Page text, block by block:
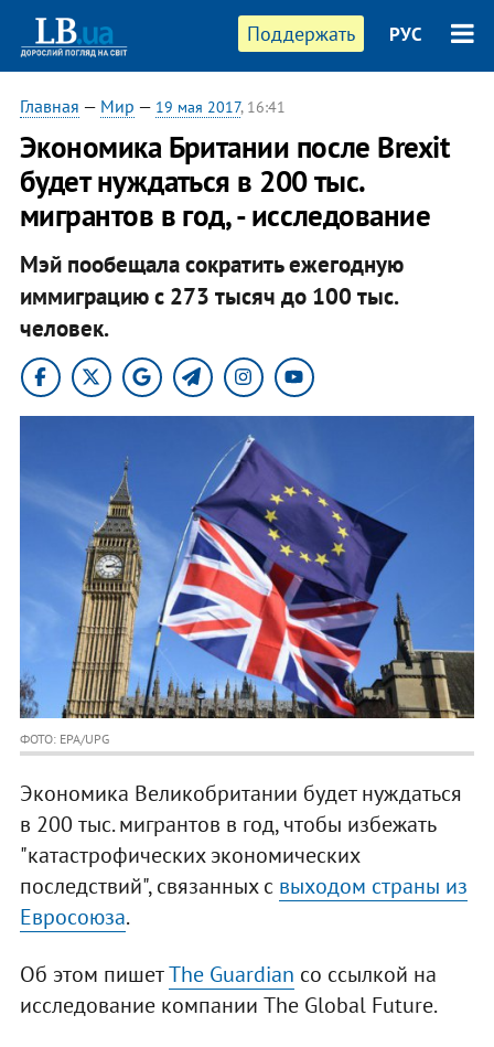
Поддержать РУС
Главная — Мир — 19 мая 2017, 16:41
Экономика Британии после Brexit
будет нуждаться в 200 тыс.
мигрантов в год, - исследование
Мэй пообещала сократить ежегодную
иммиграцию с 273 тысяч до 100 тыс.
человек.
ФОТО: EPA/UPG
Экономика Великобритании будет нуждаться
в 200 тыс. мигрантов в год, чтобы избежать
"катастрофических экономических
последствий", связанных с выходом страны из
Евросоюза.
Об этом пишетThe Guardian со ссылкой на
исследование компании The Global Future.